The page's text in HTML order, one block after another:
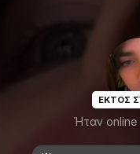
ΕΚΤΟΣ
Ήταν online